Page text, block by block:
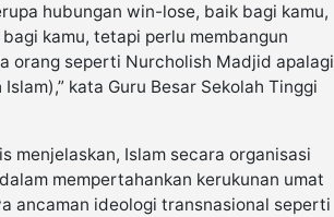
hubungan win-lose, baik bagi kamu,
kamu, tetapi perlu membangun
orang seperti Nurcholish Madjid apalagi
kata Guru Besar Sekolah Tinggi
menjelaskan, Islam secara organisasi
mempertahankan kerukunan umat
ancaman ideologi transnasional seperti